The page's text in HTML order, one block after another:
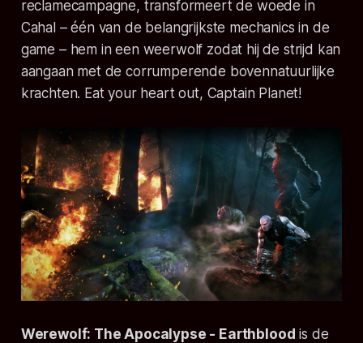
reclamecampagne, transformeert de woede in
Cahal – één van de belangrijkste mechanics in de
game – hem in een weerwolf zodat hij de strijd kan
aangaan met de corrumperende bovennatuurlijke
krachten. Eat your heart out, Captain Planet!
Werewolf: The Apocalypse - Earthblood is de